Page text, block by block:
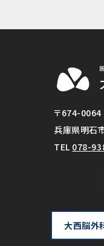
〒674-0064
兵庫県明石
TEL 078-
大西脳外